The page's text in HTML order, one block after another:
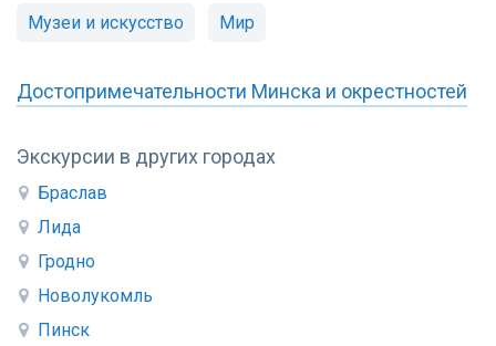
Экскурсии в других городах
Браслав
Лида
Гродно
Новолукомль
Пинск
Музеи и искусство Мир
Достопримечательности Минска и окрестностей